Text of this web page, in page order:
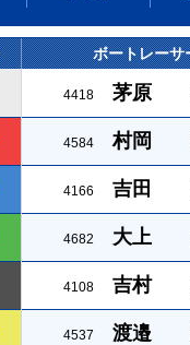
ボートレーサ
4418 茅原
4584 村岡
4166 吉田
4682 大上
4108 吉村
4537 渡邉